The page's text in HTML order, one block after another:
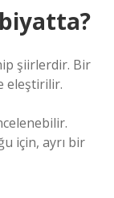
şiirlerdir. Bir
eleştirilir.
için, ayrı bir